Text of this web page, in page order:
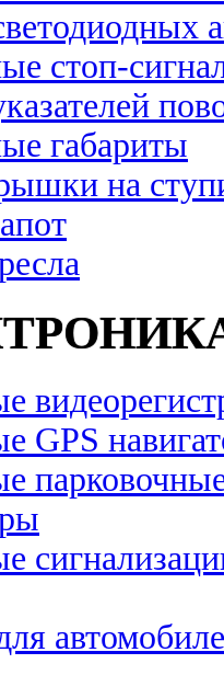
стоп-
габариты
на
GPS